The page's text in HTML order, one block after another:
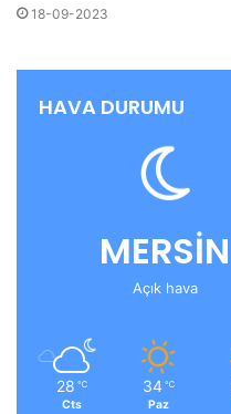
18-09-2023
HAVA DURUMU
MERSİN
Açık hava
28 ℃
Cts
34 ℃
Paz